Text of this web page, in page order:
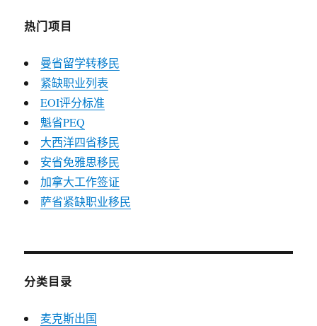
热门项目
曼省留学转移民
紧缺职业列表
EOI评分标准
魁省PEQ
大西洋四省移民
安省免雅思移民
加拿大工作签证
萨省紧缺职业移民
分类目录
麦克斯出国